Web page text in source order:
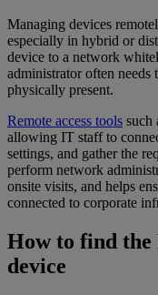
Managing devices
especially in hybrid or
device to a network
administrator often
physically present.
Remote access tools such
allowing IT staff to
settings, and gather the
perform network
onsite visits, and helps
connected to corporate
How to find the
device